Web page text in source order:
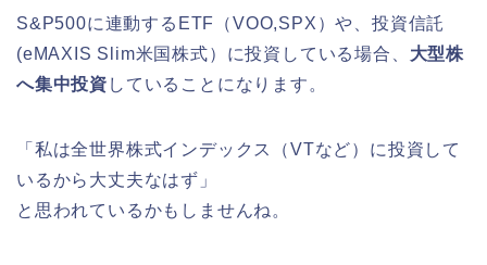
S&P500に連動するETF（VOO,SPX）や、投資信託
(eMAXIS Slim米国株式）に投資している場合、 大型株
へ集中投資 していることになります。
「私は全世界株式インデックス（VTなど）に投資して
いるから大丈夫なはず」
と思われているかもしませんね。